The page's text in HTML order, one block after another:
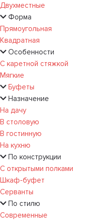
Двухместные
Форма
Прямоугольная
Квадратная
Особенности
С каретной стяжкой
Мягкие
Буфеты
Назначение
На дачу
В столовую
В гостинную
На кухню
По конструкции
С открытыми полками
Шкаф-буфет
Серванты
По стилю
Современные